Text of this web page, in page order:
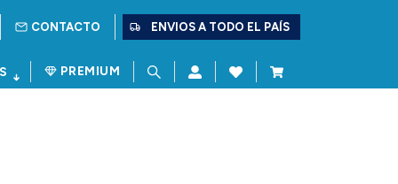
CONTACTO ENVIOS A TODO EL PAÍS
PREMIUM